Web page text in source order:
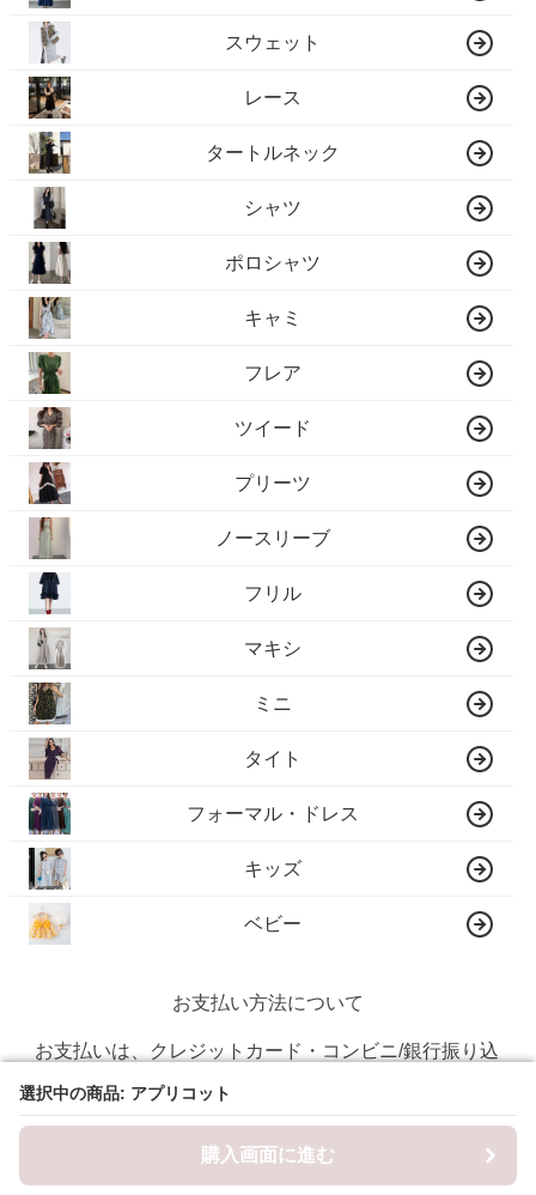
選択中の商品: アプリコット
購入画面に進む
選択中の商品: アプリコット
購入画面に進む
スウェット
レース
タートルネック
シャツ
ポロシャツ
キャミ
フレア
ツイード
プリーツ
ノースリーブ
フリル
マキシ
ミニ
タイト
フォーマル・ドレス
キッズ
ベビー
お支払い方法について
お支払いは、クレジットカード・コンビニ/銀行振り込
み・各種QR決済に対応しています。
クレジットカード